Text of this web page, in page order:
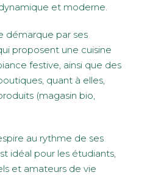
et moderne.
démarque par ses
proposent une cuisine
festive, ainsi que des
quant à elles,
(magasin bio,
au rythme de ses
idéal pour les étudiants,
et amateurs de vie